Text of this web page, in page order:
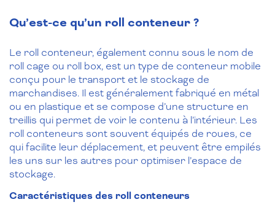
Qu’est-ce qu’un roll conteneur ?
Le roll conteneur, également connu sous le nom de
roll cage ou roll box, est un type de conteneur mobile
conçu pour le transport et le stockage de
marchandises. Il est généralement fabriqué en métal
ou en plastique et se compose d’une structure en
treillis qui permet de voir le contenu à l’intérieur. Les
roll conteneurs sont souvent équipés de roues, ce
qui facilite leur déplacement, et peuvent être empilés
les uns sur les autres pour optimiser l’espace de
stockage.
Caractéristiques des roll conteneurs